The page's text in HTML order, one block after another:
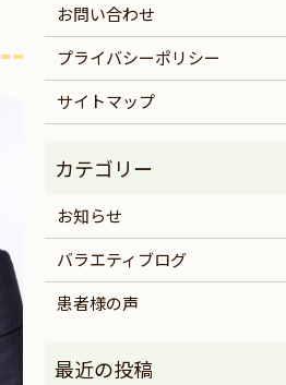
お問い合わせ
プライバシーポリシー
サイトマップ
お知らせ
バラエティブログ
患者様の声